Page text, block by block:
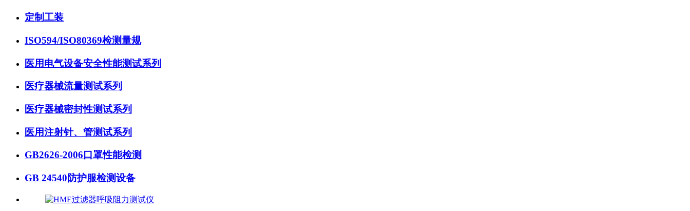
定制工装
ISO594/ISO80369检测量规
医用电气设备安全性能测试系列
医疗器械流量测试系列
医疗器械密封性测试系列
医用注射针、管测试系列
GB2626-2006口罩性能检测
GB 24540防护服检测设备